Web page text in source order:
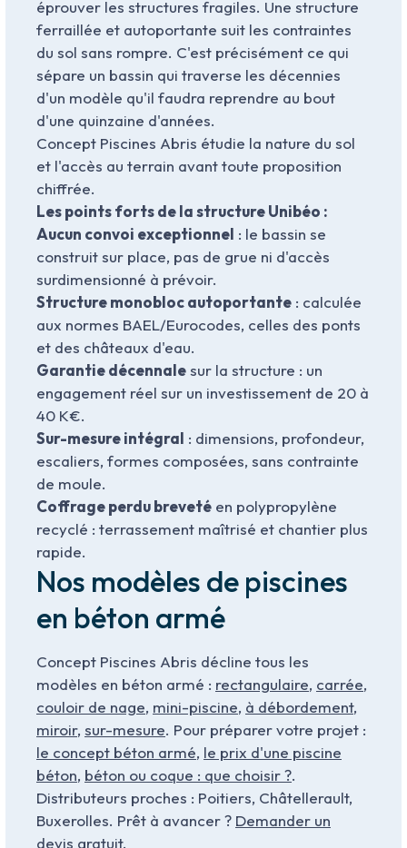
éprouver les structures fragiles. Une structure
ferraillée et autoportante suit les contraintes
du sol sans rompre. C'est précisément ce qui
sépare un bassin qui traverse les décennies
d'un modèle qu'il faudra reprendre au bout
d'une quinzaine d'années.
Concept Piscines Abris étudie la nature du sol
et l'accès au terrain avant toute proposition
chiffrée.
Les points forts de la structure Unibéo :
Aucun convoi exceptionnel : le bassin se
construit sur place, pas de grue ni d'accès
surdimensionné à prévoir.
Structure monobloc autoportante : calculée
aux normes BAEL/Eurocodes, celles des ponts
et des châteaux d'eau.
Garantie décennalesur la structure : un
engagement réel sur un investissement de 20 à
40 K€.
Sur-mesure intégral : dimensions, profondeur,
escaliers, formes composées, sans contrainte
de moule.
Coffrage perdu breveté en polypropylène
recyclé : terrassement maîtrisé et chantier plus
rapide.
Nos modèles de piscines
en béton armé
Concept Piscines Abris décline tous les
modèles en béton armé : rectangulaire, carrée,
couloir de nage, mini-piscine, à débordement,
miroir, sur-mesure. Pour préparer votre projet :
le concept béton armé, le prix d'une piscine
béton, béton ou coque : que choisir ?.
Distributeurs proches : Poitiers, Châtellerault,
Buxerolles. Prêt à avancer ? Demander un
devis gratuit.